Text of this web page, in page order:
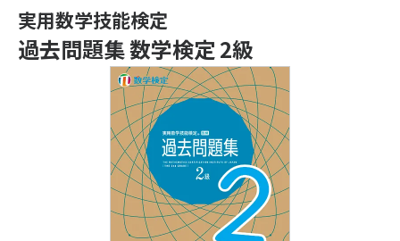
実用数学技能検定
過去問題集 数学検定 2級